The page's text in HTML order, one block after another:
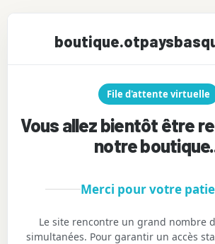
File d'attente virtuelle
Vous allez bientôt être
notre
Merci pour votre
Le site rencontre un grand nombre
simultanées. Pour garantir un accès